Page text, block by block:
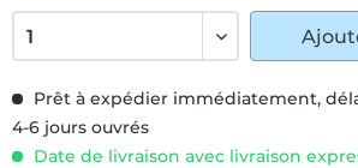
Prêt à expédier immédiatement,
4-6 jours ouvrés
Date de livraison avec livraison